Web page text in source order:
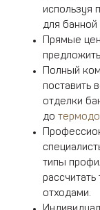
используя
для
Прямые
Полный
поставить
отделки
до
типы
отходами.